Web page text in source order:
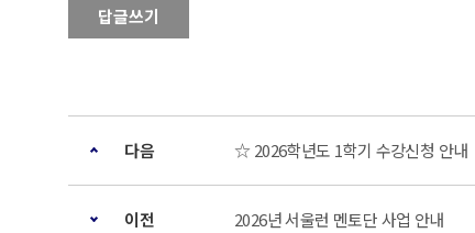
답글쓰기
다음 ☆ 2026학년도 1학기 수강신청 안내
이전 2026년 서울런 멘토단 사업 안내